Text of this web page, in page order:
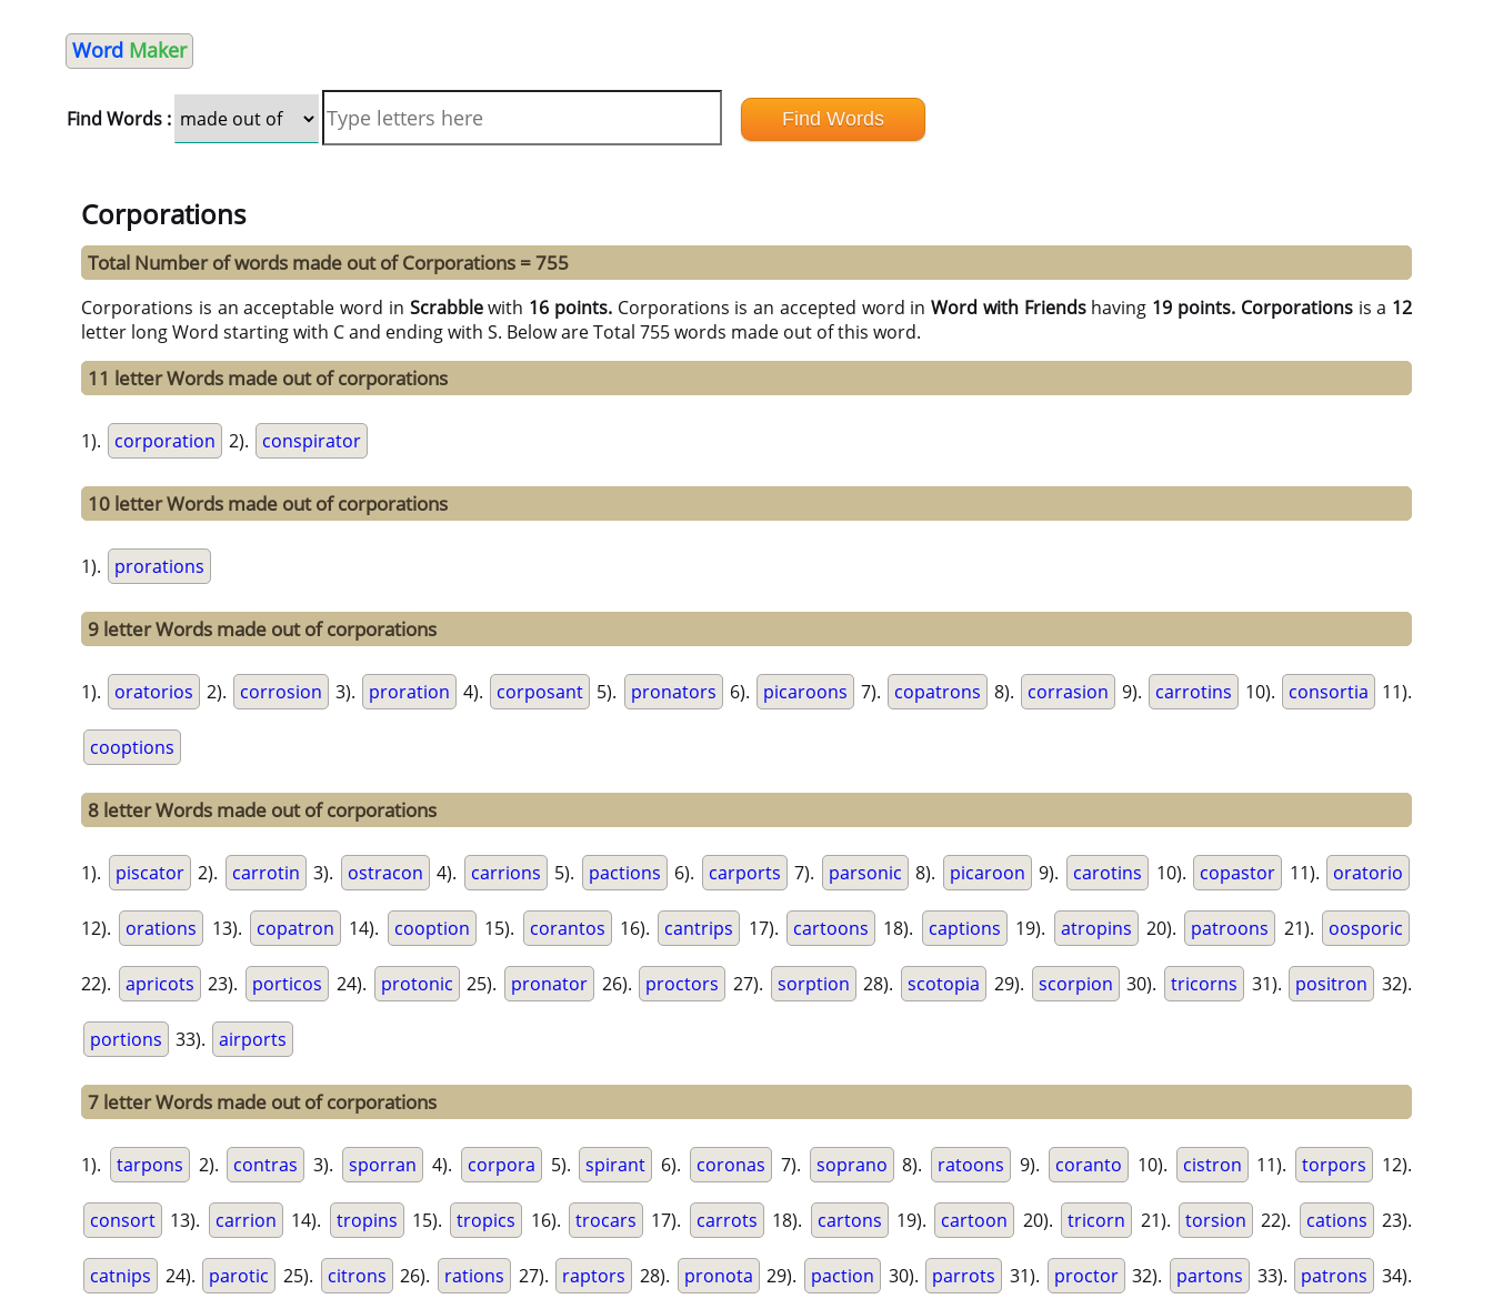
Word Maker
Find Words :
Corporations
Total Number of words made out of Corporations = 755
Corporations is an acceptable word in Scrabblewith 16 points. Corporations is an accepted word inWord with Friendshaving 19 points. Corporationsis a 12
letter long Word starting with C and ending with S. Below are Total 755 words made out of this word.
11 letter Words made out of corporations
1). corporation 2). conspirator
10 letter Words made out of corporations
1). prorations
9 letter Words made out of corporations
1). oratorios 2). corrosion 3). proration 4). corposant 5). pronators 6). picaroons 7). copatrons 8). corrasion 9). carrotins 10). consortia 11).
cooptions
8 letter Words made out of corporations
1). piscator 2). carrotin 3). ostracon 4). carrions 5). pactions 6). carports 7). parsonic 8). picaroon 9). carotins 10). copastor 11). oratorio
12). orations 13). copatron 14). cooption 15). corantos 16). cantrips 17). cartoons 18). captions 19). atropins 20). patroons 21). oosporic
22). apricots 23). porticos 24). protonic 25). pronator 26). proctors 27). sorption 28). scotopia 29). scorpion 30). tricorns 31). positron 32).
portions 33). airports
7 letter Words made out of corporations
1). tarpons 2). contras 3). sporran 4). corpora 5). spirant 6). coronas 7). soprano 8). ratoons 9). coranto 10). cistron 11). torpors 12).
consort 13). carrion 14). tropins 15). tropics 16). trocars 17). carrots 18). cartons 19). cartoon 20). tricorn 21). torsion 22). cations 23).
catnips 24). parotic 25). citrons 26). rations 27). raptors 28). pronota 29). paction 30). parrots 31). proctor 32). partons 33). patrons 34).